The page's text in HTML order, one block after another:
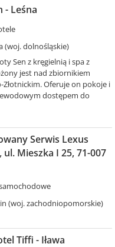
- Leśna
(woj. dolnośląskie)
Sen z kręgielnią i spa z
jest nad zbiornikiem
Złotnickim. Oferuje on pokoje i
dostępem do
Serwis Lexus
ul. Mieszka I 25, 71-007
(woj. zachodniopomorskie)
Tiffi - Iława